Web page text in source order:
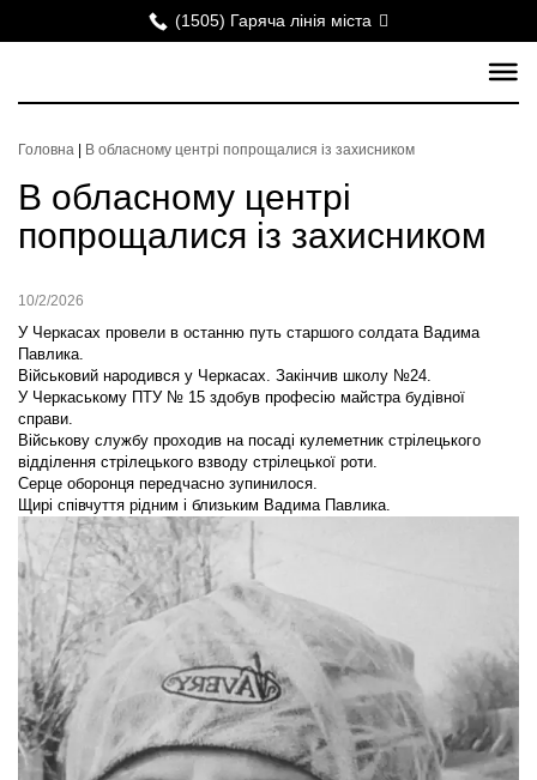
(1505) Гаряча лінія міста
Головна В обласному центрі попрощалися із захисником
В обласному центрі
попрощалися із захисником
10/2/2026
У Черкасах провели в останню путь старшого солдата Вадима
Павлика.
Військовий народився у Черкасах. Закінчив школу №24.
У Черкаському ПТУ № 15 здобув професію майстра будівної
справи.
Військову службу проходив на посаді кулеметник стрілецького
відділення стрілецького взводу стрілецької роти.
Серце оборонця передчасно зупинилося.
Щирі співчуття рідним і близьким Вадима Павлика.